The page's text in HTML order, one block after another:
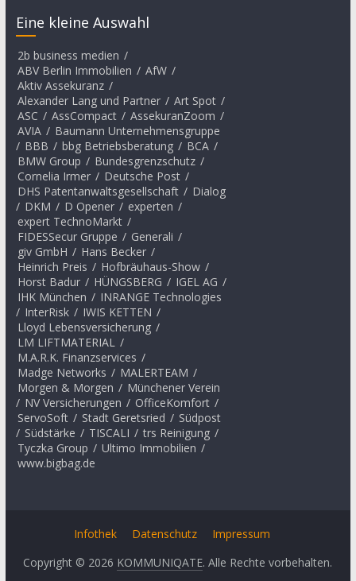
Eine kleine Auswahl
2b business medien /
ABV Berlin Immobilien / AfW /
Aktiv Assekuranz /
Alexander Lang und Partner / Art Spot /
ASC / AssCompact / AssekuranZoom /
AVIA / Baumann Unternehmensgruppe
/ BBB / bbg Betriebsberatung / BCA /
BMW Group / Bundesgrenzschutz /
Cornelia Irmer / Deutsche Post /
DHS Patentanwaltsgesellschaft / Dialog
/ DKM / D Opener / experten /
expert TechnoMarkt /
FIDESSecur Gruppe / Generali /
giv GmbH / Hans Becker /
Heinrich Preis / Hofbräuhaus-Show /
Horst Badur / HÜNGSBERG / IGEL AG /
IHK München / INRANGE Technologies
/ InterRisk / IWIS KETTEN /
Lloyd Lebensversicherung /
LM LIFTMATERIAL /
M.A.R.K. Finanzservices /
Madge Networks / MALERTEAM /
Morgen & Morgen / Münchener Verein
/ NV Versicherungen / OfficeKomfort /
ServoSoft / Stadt Geretsried / Südpost
/ Südstärke / TISCALI / trs Reinigung /
Tyczka Group / Ultimo Immobilien /
www.bigbag.de
Infothek Datenschutz
Impressum
Copyright © 2026 KOMMUNIQATE. Alle Rechte vorbehalten.